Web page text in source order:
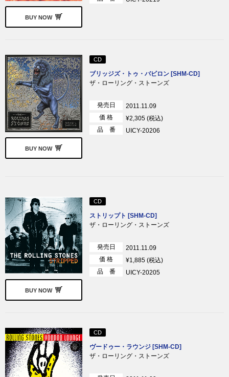
BUY NOW
BUY NOW
CD
ブリッジズ・トゥ・バビロン [SHM-CD]
ザ・ローリング・ストーンズ
発売日
2011.11.09
価 格
¥2,305 (税込)
品 番
UICY-20206
BUY NOW
CD
ストリップト [SHM-CD]
ザ・ローリング・ストーンズ
発売日
2011.11.09
価 格
¥1,885 (税込)
品 番
UICY-20205
CD
ヴードゥー・ラウンジ [SHM-CD]
ザ・ローリング・ストーンズ